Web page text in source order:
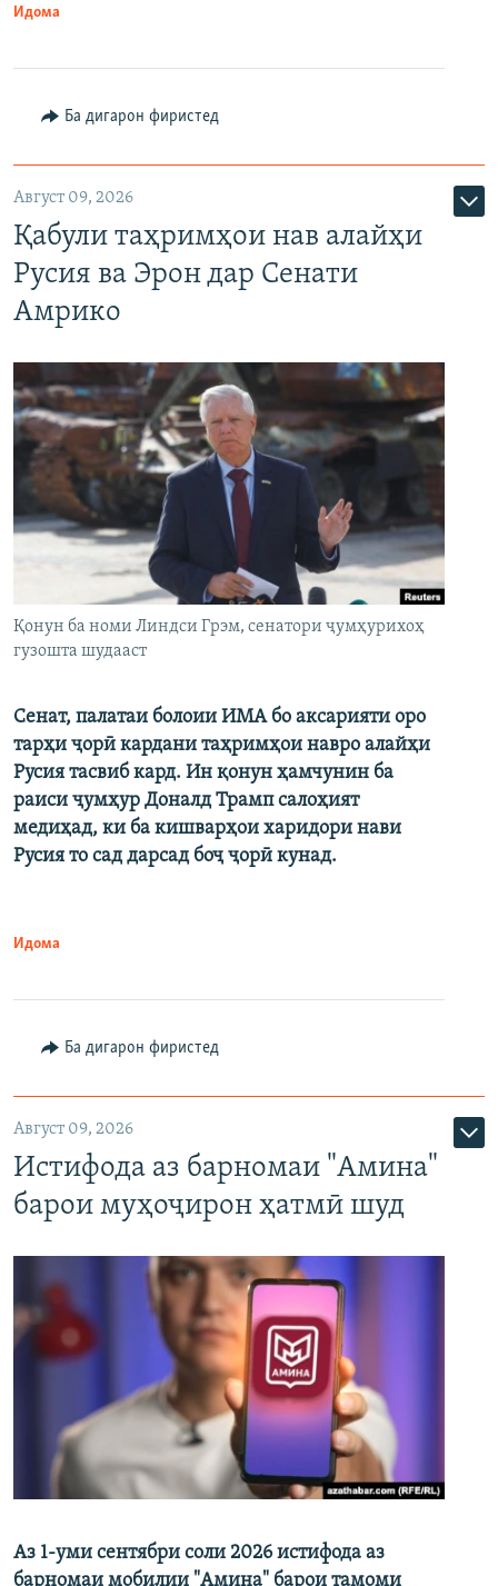
Идома
Ба дигарон фиристед
Август 09, 2026
Қабули таҳримҳои нав алайҳи
Русия ва Эрон дар Сенати
Амрико
Қонун ба номи Линдси Грэм, сенатори ҷумҳурихоҳ
гузошта шудааст
Сенат, палатаи болоии ИМА бо аксарияти оро
тарҳи ҷорӣ кардани таҳримҳои навро алайҳи
Русия тасвиб кард. Ин қонун ҳамчунин ба
раиси ҷумҳур Доналд Трамп салоҳият
медиҳад, ки ба кишварҳои харидори нави
Русия то сад дарсад боҷ ҷорӣ кунад.
Идома
Ба дигарон фиристед
Август 09, 2026
Истифода аз барномаи "Амина"
барои муҳоҷирон ҳатмӣ шуд
Аз 1-уми сентябри соли 2026 истифода аз
барномаи мобилии "Амина" барои тамоми